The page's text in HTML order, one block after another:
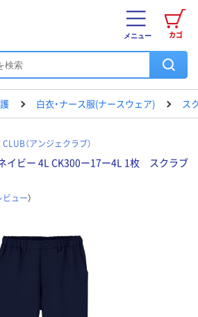
カゴ
メニュー
白衣・ナース服(ナースウェア) ス
CLUB（アンジェクラブ）
イビー 4L CK300ー17ー4L 1枚 スクラブ
ビュー）